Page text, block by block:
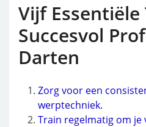
Vijf
Succesvol
Darten
Zorg voor een
werptechniek.
Train regelmatig om je